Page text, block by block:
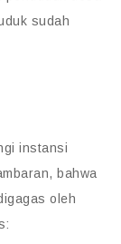
sudah
instansi
bahwa
oleh